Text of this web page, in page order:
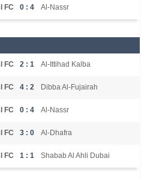
FC 0 : 4 Al-Nassr
FC 2 : 1 Al-Ittihad Kalba
FC 4 : 2 Dibba Al-Fujairah
FC 0 : 4 Al-Nassr
FC 3 : 0 Al-Dhafra
FC 1 : 1 Shabab Al Ahli Dubai